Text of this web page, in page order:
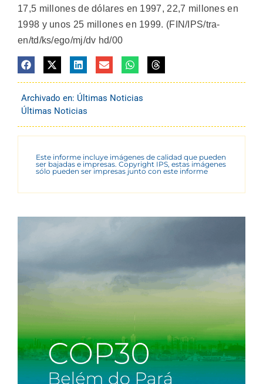
17,5 millones de dólares en 1997, 22,7 millones en
1998 y unos 25 millones en 1999. (FIN/IPS/tra-
en/td/ks/ego/mj/dv hd/00
Archivado en: Últimas Noticias
Últimas Noticias
Este informe incluye imágenes de calidad que pueden
ser bajadas e impresas. Copyright IPS, estas imágenes
sólo pueden ser impresas junto con este informe